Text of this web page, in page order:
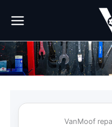
naar
inhoud
VanMoof